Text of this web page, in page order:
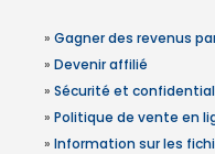
» Gagner des revenus
» Devenir affilié
» Sécurité et
» Politique de vente en
» Information sur les